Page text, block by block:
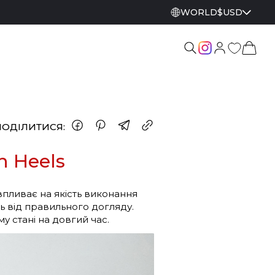
WORLD$USD
Heels
на якість виконання
від правильного догляду.
стані на довгий час.